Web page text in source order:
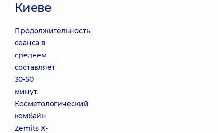
Киеве
Продолжительность
сеанса в
среднем
составляет
30-50
минут.
Косметологический
комбайн
Zemits X-